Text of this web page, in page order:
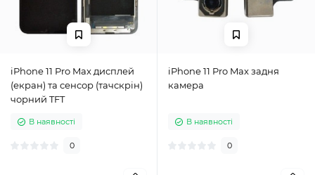
iPhone 11 Pro Max дисплей
(екран) та сенсор (тачскрін)
чорний TFT
В наявності
0
iPhone 11 Pro Max задня
камера
В наявності
0